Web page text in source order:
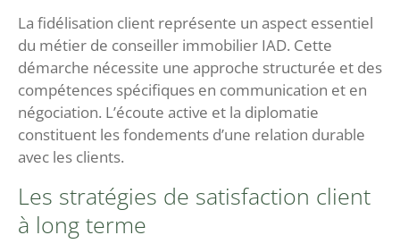
La fidélisation client représente un aspect essentiel
du métier de conseiller immobilier IAD. Cette
démarche nécessite une approche structurée et des
compétences spécifiques en communication et en
négociation. L’écoute active et la diplomatie
constituent les fondements d’une relation durable
avec les clients.
Les stratégies de satisfaction client
à long terme